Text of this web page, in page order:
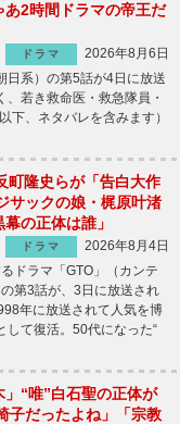
あ2時間ドラマの帝王だ
ドラマ
2026年8月6日
系）の第5話が4日に放送
若き救命医・救急隊員・
下、ネタバレを含みます）
町隆史らが「告白大作
サックの娘・梶原叶渚
の正体は誰」
ドラマ
2026年8月4日
ドラマ「GTO」（カンテ
第3話が、3日に放送され
年に放送されて人気を博
して復活。50代になった“
」“唯”白石聖の正体が
子だったよね」「宗教